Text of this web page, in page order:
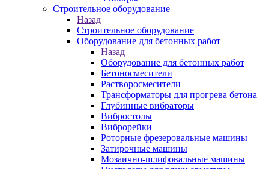
Строительное оборудование
Назад
Строительное оборудование
Оборудование для бетонных работ
Назад
Оборудование для бетонных работ
Бетоносмесители
Растворосмесители
Трансформаторы для прогрева бетона
Глубинные вибраторы
Вибростолы
Виброрейки
Роторные фрезеровальные машины
Затирочные машины
Мозаично-шлифовальные машины